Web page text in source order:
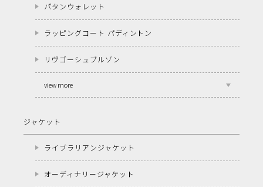
パタンウォレット
ラッピングコート パディントン
リヴゴーシュブルゾン
view more
ジャケット
ライブラリアンジャケット
オーディナリージャケット